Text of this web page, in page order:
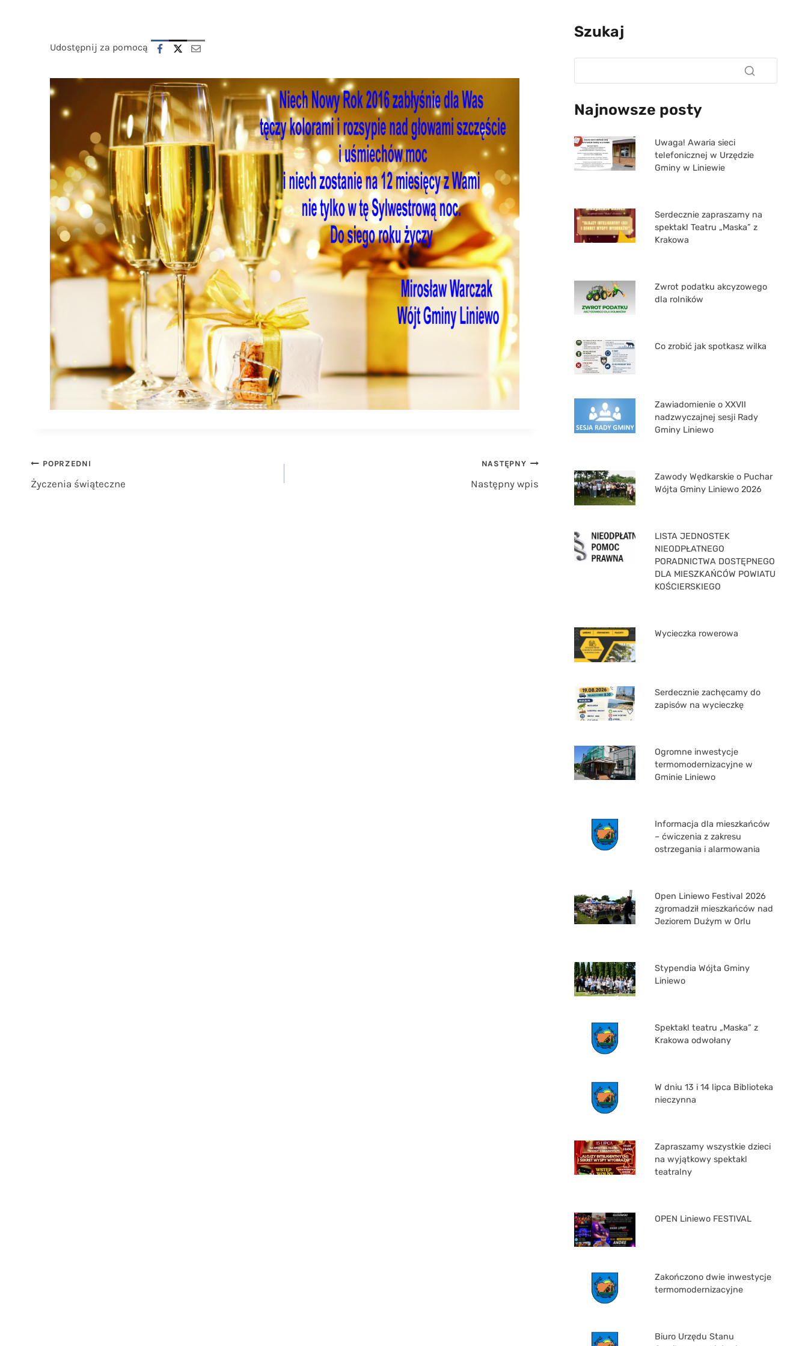
Udostępnij za pomocą
Nawigacja
POPRZEDNI
Życzenia świąteczne
NASTĘPNY
Następny wpis
Szukaj
Najnowsze posty
Uwaga! Awaria sieci
telefonicznej w Urzędzie
Gminy w Liniewie
Serdecznie zapraszamy na
spektakl Teatru „Maska” z
Krakowa
Zwrot podatku akcyzowego
dla rolników
Co zrobić jak spotkasz wilka
Zawiadomienie o XXVII
nadzwyczajnej sesji Rady
Gminy Liniewo
Zawody Wędkarskie o Puchar
Wójta Gminy Liniewo 2026
LISTA JEDNOSTEK
NIEODPŁATNEGO
PORADNICTWA DOSTĘPNEGO
DLA MIESZKAŃCÓW POWIATU
KOŚCIERSKIEGO
Wycieczka rowerowa
Serdecznie zachęcamy do
zapisów na wycieczkę
Ogromne inwestycje
termomodernizacyjne w
Gminie Liniewo
Informacja dla mieszkańców
– ćwiczenia z zakresu
ostrzegania i alarmowania
Open Liniewo Festival 2026
zgromadził mieszkańców nad
Jeziorem Dużym w Orlu
Stypendia Wójta Gminy
Liniewo
Spektakl teatru „Maska” z
Krakowa odwołany
W dniu 13 i 14 lipca Biblioteka
nieczynna
Zapraszamy wszystkie dzieci
na wyjątkowy spektakl
teatralny
OPEN Liniewo FESTIVAL
Zakończono dwie inwestycje
termomodernizacyjne
Biuro Urzędu Stanu